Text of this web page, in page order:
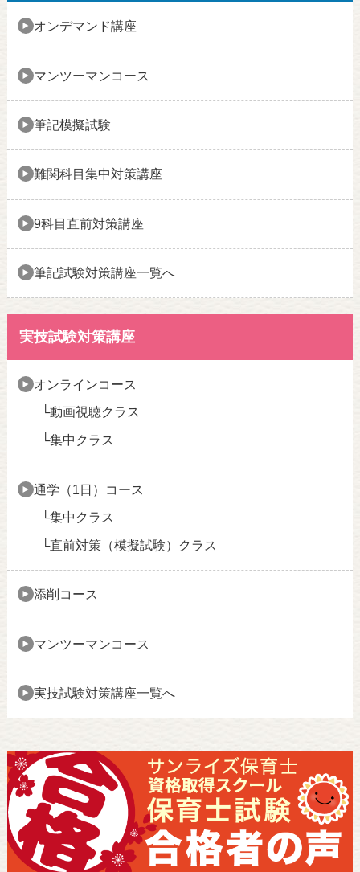
オンデマンド講座
マンツーマンコース
筆記模擬試験
難関科目集中対策講座
9科目直前対策講座
筆記試験対策講座一覧へ
実技試験対策講座
オンラインコース
動画視聴クラス
集中クラス
通学（1日）コース
集中クラス
直前対策（模擬試験）クラス
添削コース
マンツーマンコース
実技試験対策講座一覧へ